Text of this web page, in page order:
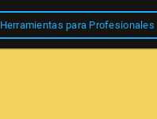
Herramientas para Profesionales